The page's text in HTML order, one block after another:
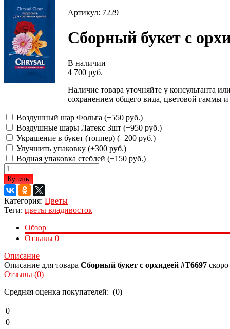
Артикул: 7229
Сборный букет с
В наличии
4 700 руб.
Наличие товара уточняйте у консультанта
сохранением общего вида, цветовой гаммы и
Воздушный шар Фольга (+550 руб.)
Воздушные шары Латекс 3шт (+950 руб.)
Украшение в букет (топпер) (+200 руб.)
Улучшить упаковку (+300 руб.)
Водная упаковка стеблей (+150 руб.)
Купить
Категория: Цветы
Теги: цветы владивосток
Обзор
Отзывы 0
Описание
Описание для товара Сборный букет с орхидеей #Т6697
Отзывы (0)
Средняя оценка покупателей: (0)
0
0